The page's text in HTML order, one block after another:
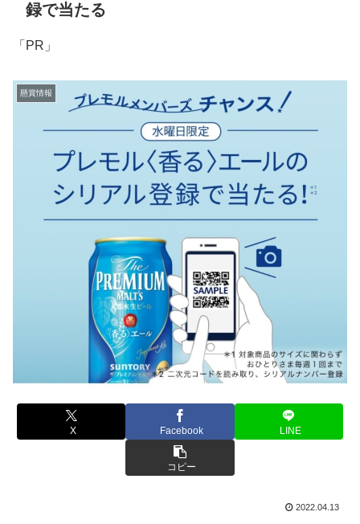
録で当たる
「PR」
懸賞情報
X Facebook LINE
コピー
2022.04.13